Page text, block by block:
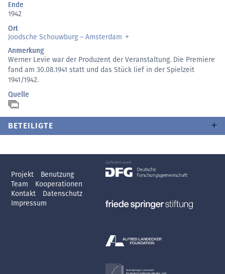
Ende
1942
Ort
Joodsche Schouwburg – Amsterdam
Anmerkung
Werner Levie war der Produzent der Veranstaltung. Die Premiere
fand am 30.08.1941 statt und das Stück lief in der Spielzeit
1941/1942.
Quelle
BETEILIGTE
Projekt
Benutzung
Team
Kooperationen
Kontakt
Datenschutz
Impressum
Axel Springer-Lehrstuhl